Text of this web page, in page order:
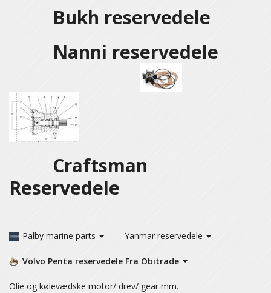
Bukh reservedele
Nanni reservedele
Craftsman
Reservedele
Palby marine parts Yanmar reservedele
Volvo Penta reservedele Fra Obitrade
Olie og kølevædske motor/ drev/ gear mm.